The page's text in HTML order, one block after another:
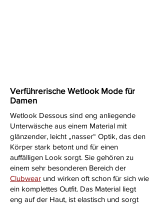
Verführerische Wetlook Mode für
Damen
Wetlook Dessous sind eng anliegende
Unterwäsche aus einem Material mit
glänzender, leicht „nasser“ Optik, das den
Körper stark betont und für einen
auffälligen Look sorgt. Sie gehören zu
einem sehr besonderen Bereich der
Clubwear und wirken oft schon für sich wie
ein komplettes Outfit. Das Material liegt
eng auf der Haut, ist elastisch und sorgt